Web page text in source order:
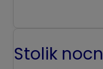
Stolik